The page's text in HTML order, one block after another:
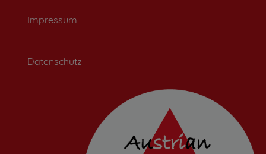
Impressum
Datenschutz